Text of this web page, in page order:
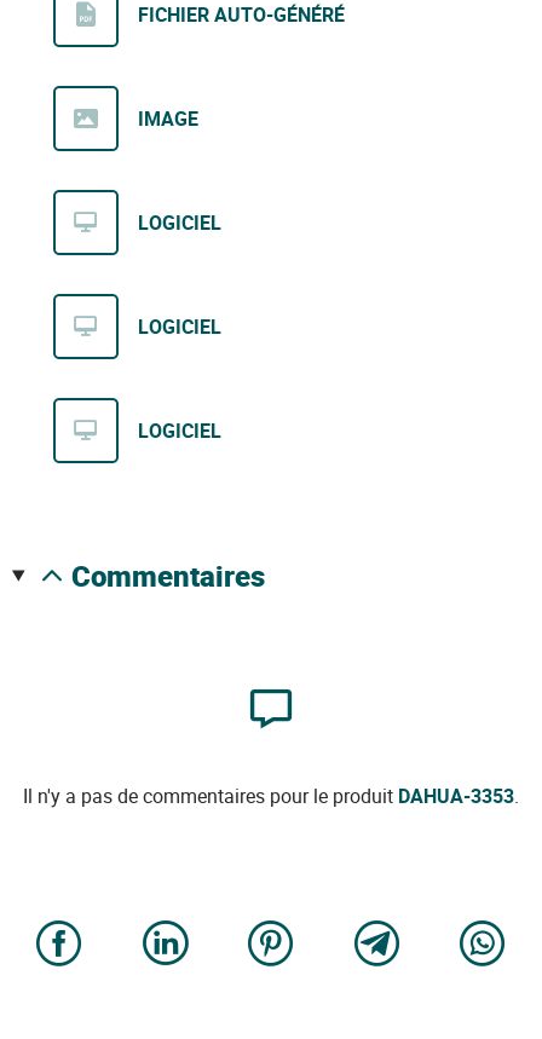
FICHIER AUTO-GÉNÉRÉ
IMAGE
LOGICIEL
LOGICIEL
LOGICIEL
commentaires
Il n'y a pas de commentaires pour le produit DAHUA-3353.